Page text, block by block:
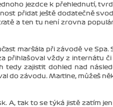
jezdce k přehlednutí,
přidat ještě dodatečně
a ten tu není zrovna
maršála při závodě ve
přihlašoval vždy z internátu
tedy zajistit dohled nad
do závodu. Martine, můžeš
A, tak to se týká jistě zatím